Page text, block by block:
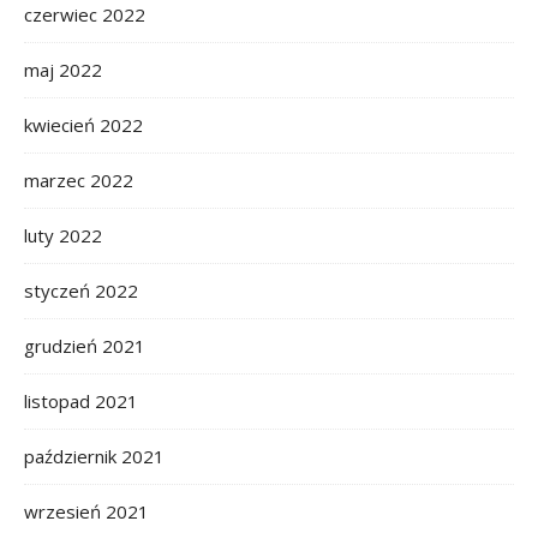
czerwiec 2022
maj 2022
kwiecień 2022
marzec 2022
luty 2022
styczeń 2022
grudzień 2021
listopad 2021
październik 2021
wrzesień 2021